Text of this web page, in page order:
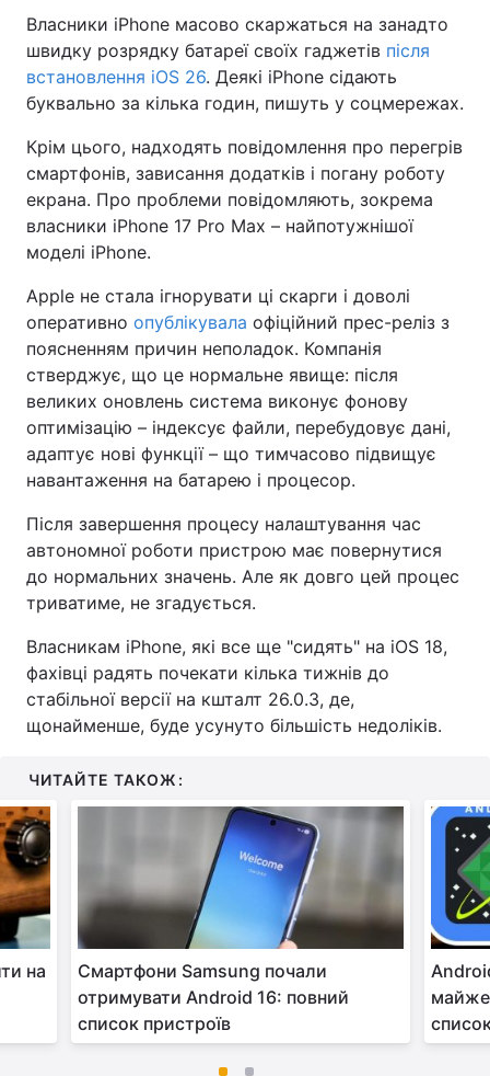
Власники iPhone масово скаржаться на занадто
швидку розрядку батареї своїх гаджетів після
встановлення iOS 26. Деякі iPhone сідають
буквально за кілька годин, пишуть у соцмережах.
Крім цього, надходять повідомлення про перегрів
смартфонів, зависання додатків і погану роботу
екрана. Про проблеми повідомляють, зокрема
власники iPhone 17 Pro Max – найпотужнішої
моделі iPhone.
Apple не стала ігнорувати ці скарги і доволі
оперативно опублікувала офіційний прес-реліз з
поясненням причин неполадок. Компанія
стверджує, що це нормальне явище: після
великих оновлень система виконує фонову
оптимізацію – індексує файли, перебудовує дані,
адаптує нові функції – що тимчасово підвищує
навантаження на батарею і процесор.
Після завершення процесу налаштування час
автономної роботи пристрою має повернутися
до нормальних значень. Але як довго цей процес
триватиме, не згадується.
Власникам iPhone, які все ще "сидять" на iOS 18,
фахівці радять почекати кілька тижнів до
стабільної версії на кшталт 26.0.3, де,
щонайменше, буде усунуто більшість недоліків.
ЧИТАЙТЕ ТАКОЖ:
на
Смартфони Samsung почали
отримувати Android 16: повний
список пристроїв
майже